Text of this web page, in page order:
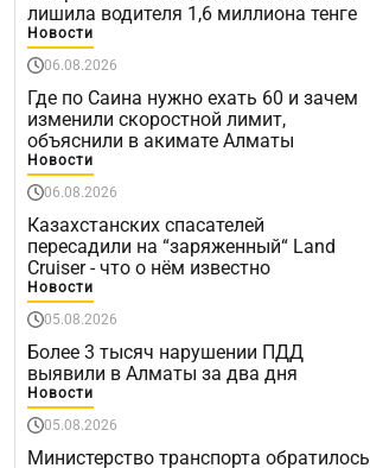
лишила водителя 1,6 миллиона тенге
Новости
06.08.2026
Где по Саина нужно ехать 60 и зачем
изменили скоростной лимит,
объяснили в акимате Алматы
Новости
06.08.2026
Казахстанских спасателей
пересадили на “заряженный“ Land
Cruiser - что о нём известно
Новости
05.08.2026
Более 3 тысяч нарушении ПДД
выявили в Алматы за два дня
Новости
05.08.2026
Министерство транспорта обратилось